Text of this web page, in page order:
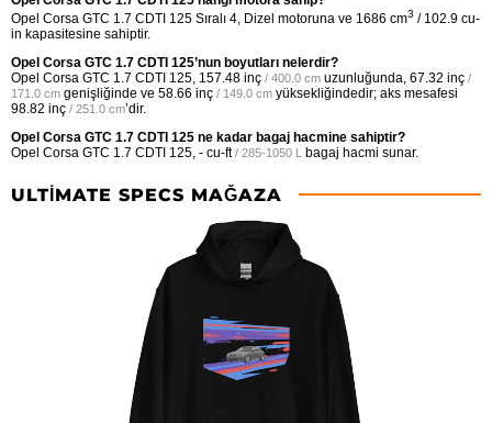
Opel Corsa GTC 1.7 CDTI 125 Sıralı 4, Dizel motoruna ve 1686 cm3 / 102.9 cu-
in kapasitesine sahiptir.
Opel Corsa GTC 1.7 CDTI 125’nun boyutları nelerdir?
Opel Corsa GTC 1.7 CDTI 125, 157.48 inç / 400.0 cm uzunluğunda, 67.32 inç /
171.0 cm genişliğinde ve 58.66 inç / 149.0 cm yüksekliğindedir; aks mesafesi
98.82 inç / 251.0 cm’dir.
Opel Corsa GTC 1.7 CDTI 125 ne kadar bagaj hacmine sahiptir?
Opel Corsa GTC 1.7 CDTI 125, - cu-ft / 285-1050 L bagaj hacmi sunar.
ULTIMATE SPECS MAĞAZA